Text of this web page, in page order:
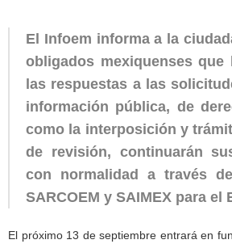
El Infoem informa a la
obligados mexiquenses que
las respuestas a las
información pública, de
como la interposición y
de revisión, continuarán
con normalidad a través
SARCOEM y SAIMEX para el
El próximo 13 de septiembre entrará en